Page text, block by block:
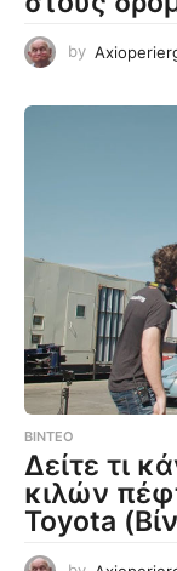
by
ΒΊΝΤΕΟ
Δείτε τι
κιλών
Toyota